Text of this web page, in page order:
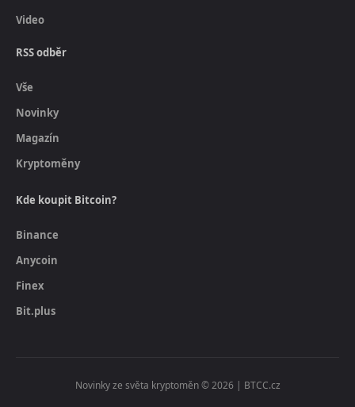
Video
RSS odběr
Vše
Novinky
Magazín
Kryptoměny
Kde koupit Bitcoin?
Binance
Anycoin
Finex
Bit.plus
Novinky ze světa kryptoměn © 2026 | BTCC.cz